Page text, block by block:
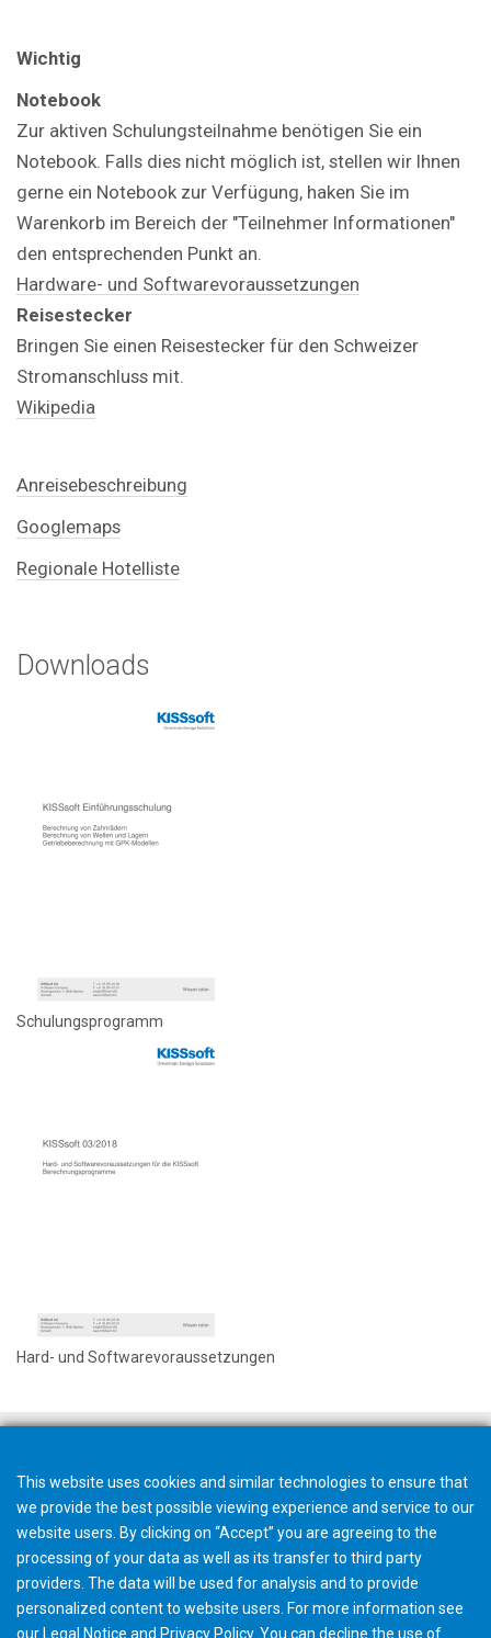
Wichtig
Notebook
Zur aktiven Schulungsteilnahme benötigen Sie ein
Notebook. Falls dies nicht möglich ist, stellen wir Ihnen
gerne ein Notebook zur Verfügung, haken Sie im
Warenkorb im Bereich der "Teilnehmer Informationen"
den entsprechenden Punkt an.
Hardware- und Softwarevoraussetzungen
Reisestecker
Bringen Sie einen Reisestecker für den Schweizer
Stromanschluss mit.
Wikipedia
Anreisebeschreibung
Googlemaps
Regionale Hotelliste
Downloads
Schulungsprogramm
Hard- und Softwarevoraussetzungen
This website uses cookies and similar technologies to ensure that
we provide the best possible viewing experience and service to our
website users. By clicking on “Accept” you are agreeing to the
processing of your data as well as its transfer to third party
providers. The data will be used for analysis and to provide
personalized content to website users. For more information see
our Legal Notice and Privacy Policy. You can decline the use of